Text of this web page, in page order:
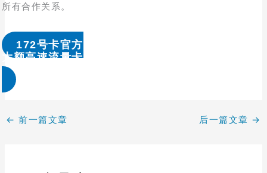
所有合作关系。
172号卡官方
大额高速流量卡办理 & 流量卡代理加盟
← 前一篇文章 后一篇文章 →